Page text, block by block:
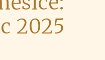
2025